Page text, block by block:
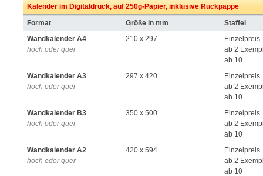
Kalender im Digitaldruck, auf 250g-Papier, inklusive Rückpappe
Format
Größe in mm
Staffel
Wandkalender A4
hoch oder quer
210 x 297
Einzelpreis
ab 2
ab 10
Wandkalender A3
hoch oder quer
297 x 420
Einzelpreis
ab 2
ab 10
Wandkalender B3
hoch oder quer
350 x 500
Einzelpreis
ab 2
ab 10
Wandkalender A2
hoch oder quer
420 x 594
Einzelpreis
ab 2
ab 10